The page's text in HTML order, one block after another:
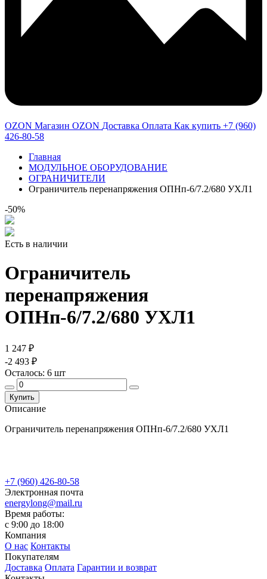
OZON Магазин OZON Доставка Оплата Как купить +7 (960)
426-80-58
Главная
МОДУЛЬНОЕ ОБОРУДОВАНИЕ
ОГРАНИЧИТЕЛИ
Ограничитель перенапряжения ОПНп-6/7.2/680 УХЛ1
-50%
Есть в наличии
Ограничитель
перенапряжения
ОПНп-6/7.2/680 УХЛ1
1 247 ₽
-2 493 ₽
Осталось: 6 шт
Купить
Описание
Ограничитель перенапряжения ОПНп-6/7.2/680 УХЛ1
+7 (960) 426-80-58
Электронная почта
energylong@mail.ru
Время работы:
c 9:00 до 18:00
Компания
О нас Контакты
Покупателям
Доставка Оплата Гарантии и возврат